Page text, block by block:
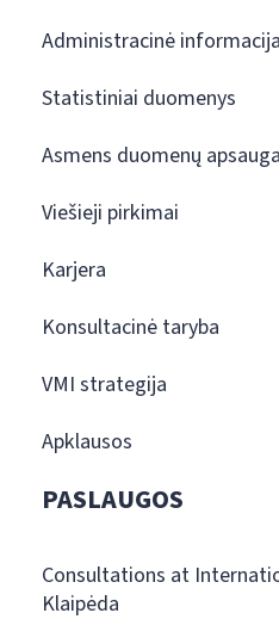
Administracinė informacija
Statistiniai duomenys
Asmens duomenų apsauga
Viešieji pirkimai
Karjera
Konsultacinė taryba
VMI strategija
Apklausos
PASLAUGOS
Consultations at
Klaipėda